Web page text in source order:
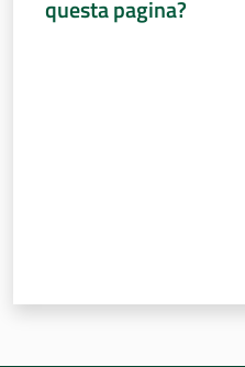
questa pagina?